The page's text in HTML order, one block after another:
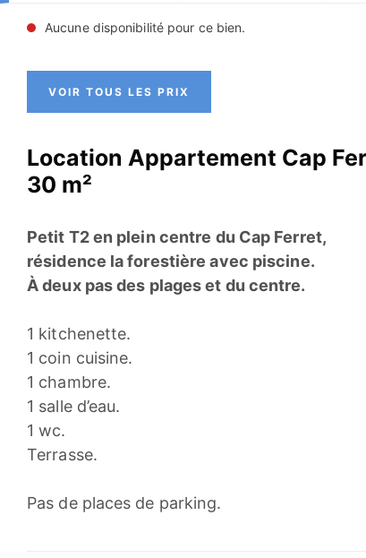
Aucune disponibilité pour ce bien.
VOIR TOUS LES PRIX
Location Appartement Cap
30 m²
Petit T2 en plein centre du Cap Ferret,
résidence la forestière avec piscine.
À deux pas des plages et du centre.
1 kitchenette.
1 coin cuisine.
1 chambre.
1 salle d’eau.
1 wc.
Terrasse.
Pas de places de parking.